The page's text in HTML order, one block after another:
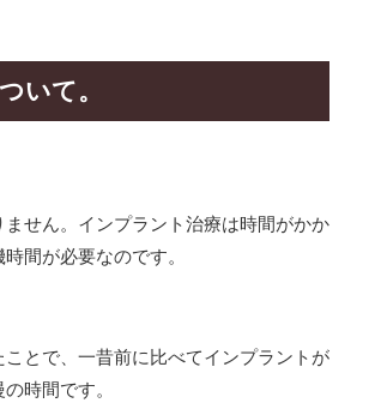
いて。
せん。インプラント治療は時間がかか
間が必要なのです。
とで、一昔前に比べてインプラントが
時間です。